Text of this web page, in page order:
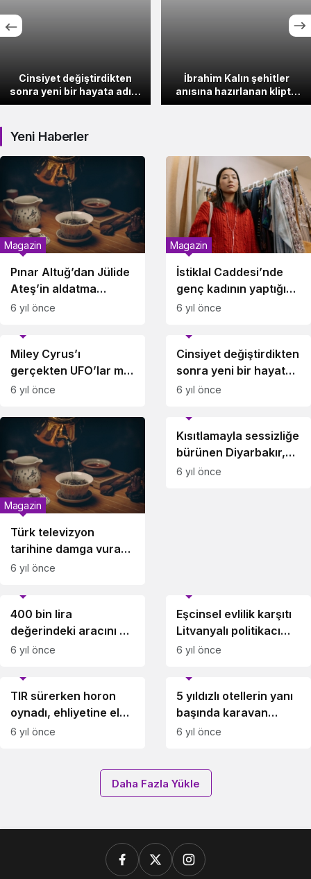
Cinsiyet değiştirdikten
sonra yeni bir hayata adım
atan dünyaca ünlü isimler!
İbrahim Kalın şehitler
anısına hazırlanan klipte
yer aldı
Yeni Haberler
Pınar Altuğ’dan Jülide
Ateş’in aldatma
sorusuna sert yanıt:
ne!
Magazin
6 yıl önce
İstiklal Caddesi’nde
genç kadının yaptığını
gören şaştı kaldı!
Magazin
6 yıl önce
Miley Cyrus’ı
gerçekten UFO’lar mı
kovaladı?
6 yıl önce
Cinsiyet değiştirdikten
sonra yeni bir hayata
adım atan dünyaca
6 yıl önce
Türk televizyon
tarihine damga vuran,
bir kere denk
kalkamadığınız diziler!
Magazin
6 yıl önce
Kısıtlamayla sessizliğe
bürünen Diyarbakır,
havadan görüntülendi
6 yıl önce
400 bin lira
değerindeki aracını bu
hale getirdi!
6 yıl önce
Eşcinsel evlilik karşıtı
Litvanyalı politikacı
zoom uygulamasında
6 yıl önce
TIR sürerken horon
oynadı, ehliyetine el
konuldu
6 yıl önce
5 yıldızlı otellerin yanı
başında karavan
hayatı
6 yıl önce
Daha Fazla Yükle